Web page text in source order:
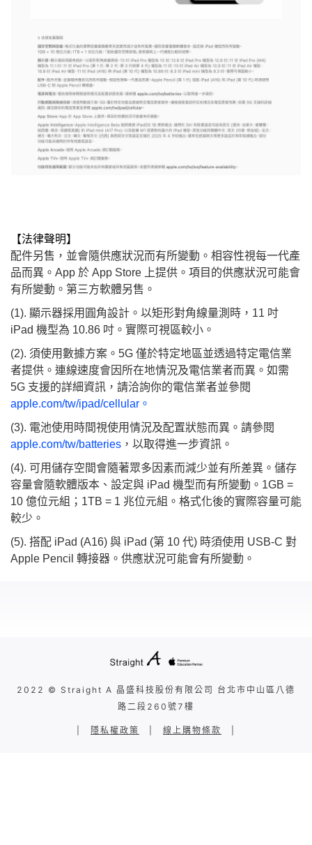
【法律聲明】
配件另售，並會隨供應狀況而有所變動。相容性視每一代產
品而異。App 於 App Store 上提供。項目的供應狀況可能會
有所變動。第三方軟體另售。
(1). 顯示器採用圓角設計。以矩形對角線量測時，11 吋
iPad 機型為 10.86 吋。實際可視區較小。
(2). 須使用數據方案。5G 僅於特定地區並透過特定電信業
者提供。連線速度會因所在地情況及電信業者而異。如需
5G 支援的詳細資訊，請洽詢你的電信業者並參閱
apple.com/tw/ipad/cellular。
(3). 電池使用時間視使用情況及配置狀態而異。請參閱
apple.com/tw/batteries ，以取得進一步資訊。
(4). 可用儲存空間會隨著眾多因素而減少並有所差異。儲存
容量會隨軟體版本、設定與 iPad 機型而有所變動。1GB =
10 億位元組；1TB = 1 兆位元組。格式化後的實際容量可能
較少。
(5). 搭配 iPad (A16) 與 iPad (第 10 代) 時須使用 USB-C 對
Apple Pencil 轉接器。供應狀況可能會有所變動。
2022 © Straight A 晶盛科技股份有限公司 台北市中山區八德
路二段260號7樓
隱私權政策 線上購物條款